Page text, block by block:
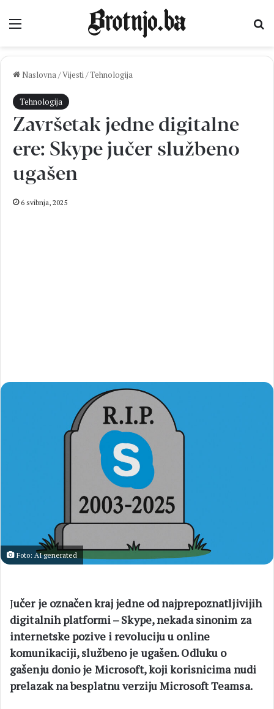
Izbornik
Naslovna/Vijesti/Tehnologija
Tehnologija
Završetak jedne digitalne
ere: Skype jučer službeno
ugašen
6 svibnja, 2025
Foto: AI generated
Jučer je označen kraj jedne od najprepoznatljivijih
digitalnih platformi – Skype, nekada sinonim za
internetske pozive i revoluciju u online
komunikaciji, službeno je ugašen. Odluku o
gašenju donio je Microsoft, koji korisnicima nudi
prelazak na besplatnu verziju Microsoft Teamsa.